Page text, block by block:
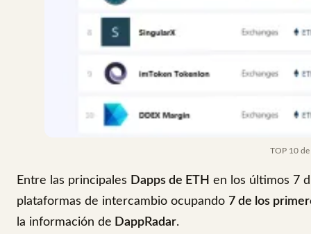
TOP 10 de
Entre las principales Dapps de ETH en los últimos 7
plataformas de intercambio ocupando 7 de los
la información de DappRadar.